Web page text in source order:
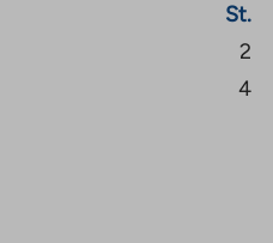
St.
2
4